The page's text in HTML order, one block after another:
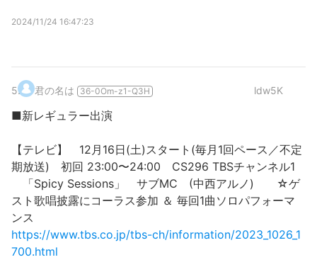
2024/11/24 16:47:23
5. 君の名は 36-0Om-z1-Q3H ldw5K
■新レギュラー出演
【テレビ】 12月16日(土)スタート(毎月1回ペース／不定
期放送) 初回 23:00〜24:00 CS296 TBSチャンネル1
「Spicy Sessions」 サブMC (中西アルノ) ☆ゲ
スト歌唱披露にコーラス参加 ＆ 毎回1曲ソロパフォーマ
ンス
https://www.tbs.co.jp/tbs-ch/information/2023_1026_1
700.html